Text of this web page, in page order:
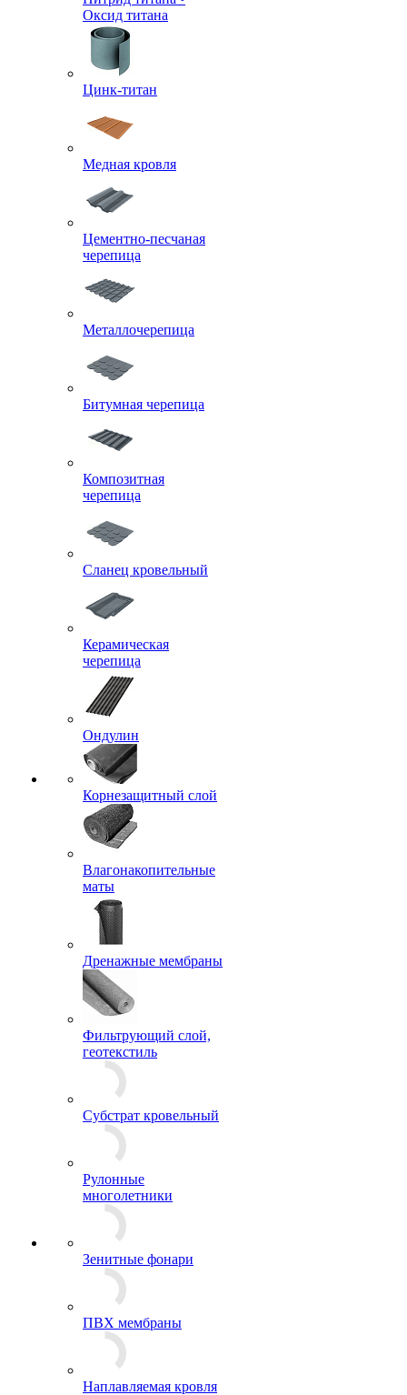
Оксид титана
Цинк-титан
Медная кровля
Цементно-песчаная
черепица
Металлочерепица
Битумная черепица
Композитная
черепица
Сланец кровельный
Керамическая
черепица
Ондулин
Корнезащитный слой
Влагонакопительные
маты
Дренажные мембраны
Фильтрующий слой,
геотекстиль
Субстрат кровельный
Рулонные
многолетники
Зенитные фонари
ПВХ мембраны
Наплавляемая кровля